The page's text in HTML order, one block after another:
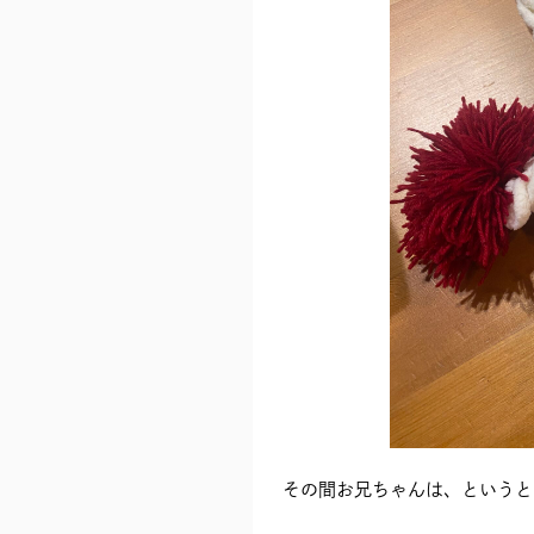
その間お兄ちゃんは、という